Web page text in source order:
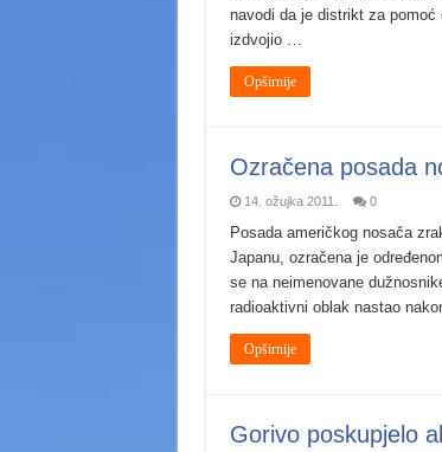
navodi da je distrikt za
izdvojio …
Opširnije
Ozračena posada
14. ožujka 2011. 0
Posada američkog nosača
Japanu, ozračena je
se na neimenovane
radioaktivni oblak nastao
Opširnije
Gorivo poskupjelo